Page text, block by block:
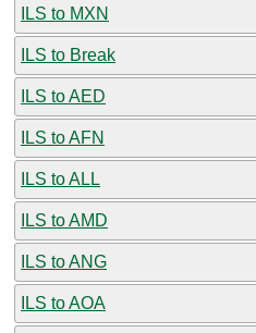
ILS to MXN
ILS to Break
ILS to AED
ILS to AFN
ILS to ALL
ILS to AMD
ILS to ANG
ILS to AOA